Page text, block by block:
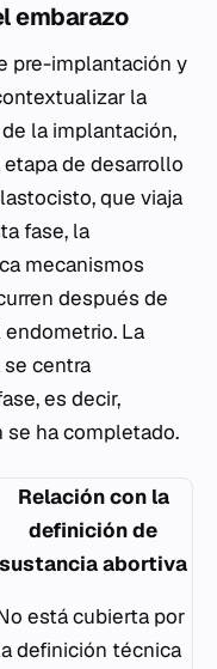
embarazo
pre-implantación y
la
la implantación,
de desarrollo
que viaja
fase, la
mecanismos
después de
La
centra
es decir,
ha completado.
Relación con la
definición de
sustancia abortiva
está cubierta por
definición técnica